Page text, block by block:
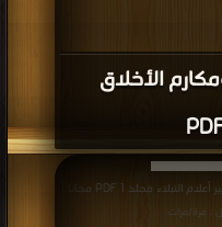
الأخلاق
قراءة و تحميل كتاب كتاب الفوائد الذهبية من سير أعلام النبلاء مجلد 1 PDF مجانا |
: مرة/مرات